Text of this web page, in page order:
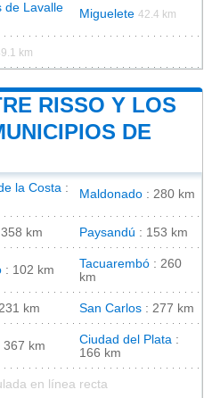
de Lavalle Miguelete 42.4 km
km
RISSO Y LOS
DE
la Costa :
Maldonado : 280 km
km Paysandú : 153 km
: 102 km Tacuarembó : 260
km
km San Carlos : 277 km
367 km Ciudad del Plata :
166 km
en línea recta